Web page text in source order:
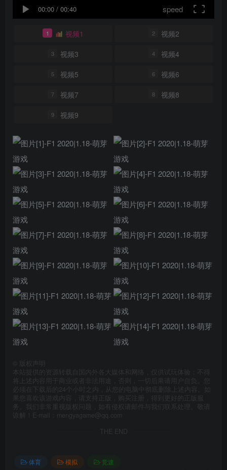
00:00 / 00:40 speed
1 视频1 2 视频2
3 视频3 4 视频4
5 视频5 6 视频6
7 视频7 8 视频8
9 视频9
版权声明
本站提供的资源转载自国内外各大媒体和网络，仅供试玩体验；不得
将上述内容用于商业或者非法用途，否则，一切后果请用户自负。您
必须在下载后的24个小时之内，从您的电脑中彻底删除上述内容。如
果您喜欢该游戏内容，请支持正版，购买注册，得到更好的正版服
务。我们非常重视版权问题，如有侵权请邮件与我们联系处理。敬请
谅解！E-mail：mengyagame@qq.com
THE END
体育 模拟
竞速